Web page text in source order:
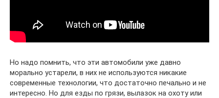
Но надо помнить, что эти автомобили уже давно
морально устарели, в них не используются никакие
современные технологии, что достаточно печально и не
интересно. Но для езды по грязи, вылазок на охоту или